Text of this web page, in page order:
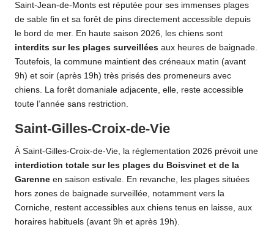
Saint-Jean-de-Monts est réputée pour ses immenses plages
de sable fin et sa forêt de pins directement accessible depuis
le bord de mer. En haute saison 2026, les chiens sont
interdits sur les plages surveillées aux heures de baignade.
Toutefois, la commune maintient des créneaux matin (avant
9h) et soir (après 19h) très prisés des promeneurs avec
chiens. La forêt domaniale adjacente, elle, reste accessible
toute l’année sans restriction.
Saint-Gilles-Croix-de-Vie
À Saint-Gilles-Croix-de-Vie, la réglementation 2026 prévoit une
interdiction totale sur les plages du Boisvinet et de la
Garenne en saison estivale. En revanche, les plages situées
hors zones de baignade surveillée, notamment vers la
Corniche, restent accessibles aux chiens tenus en laisse, aux
horaires habituels (avant 9h et après 19h).